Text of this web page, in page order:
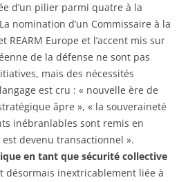
d’un pilier parmi quatre à la
nomination d’un Commissaire à la
REARM Europe et l’accent mis sur
de la défense ne sont pas
mais des nécessités
est cru : « nouvelle ère de
âpre », « la souveraineté
inébranlables sont remis en
devenu transactionnel ».
en tant que sécurité collective
désormais inextricablement liée à